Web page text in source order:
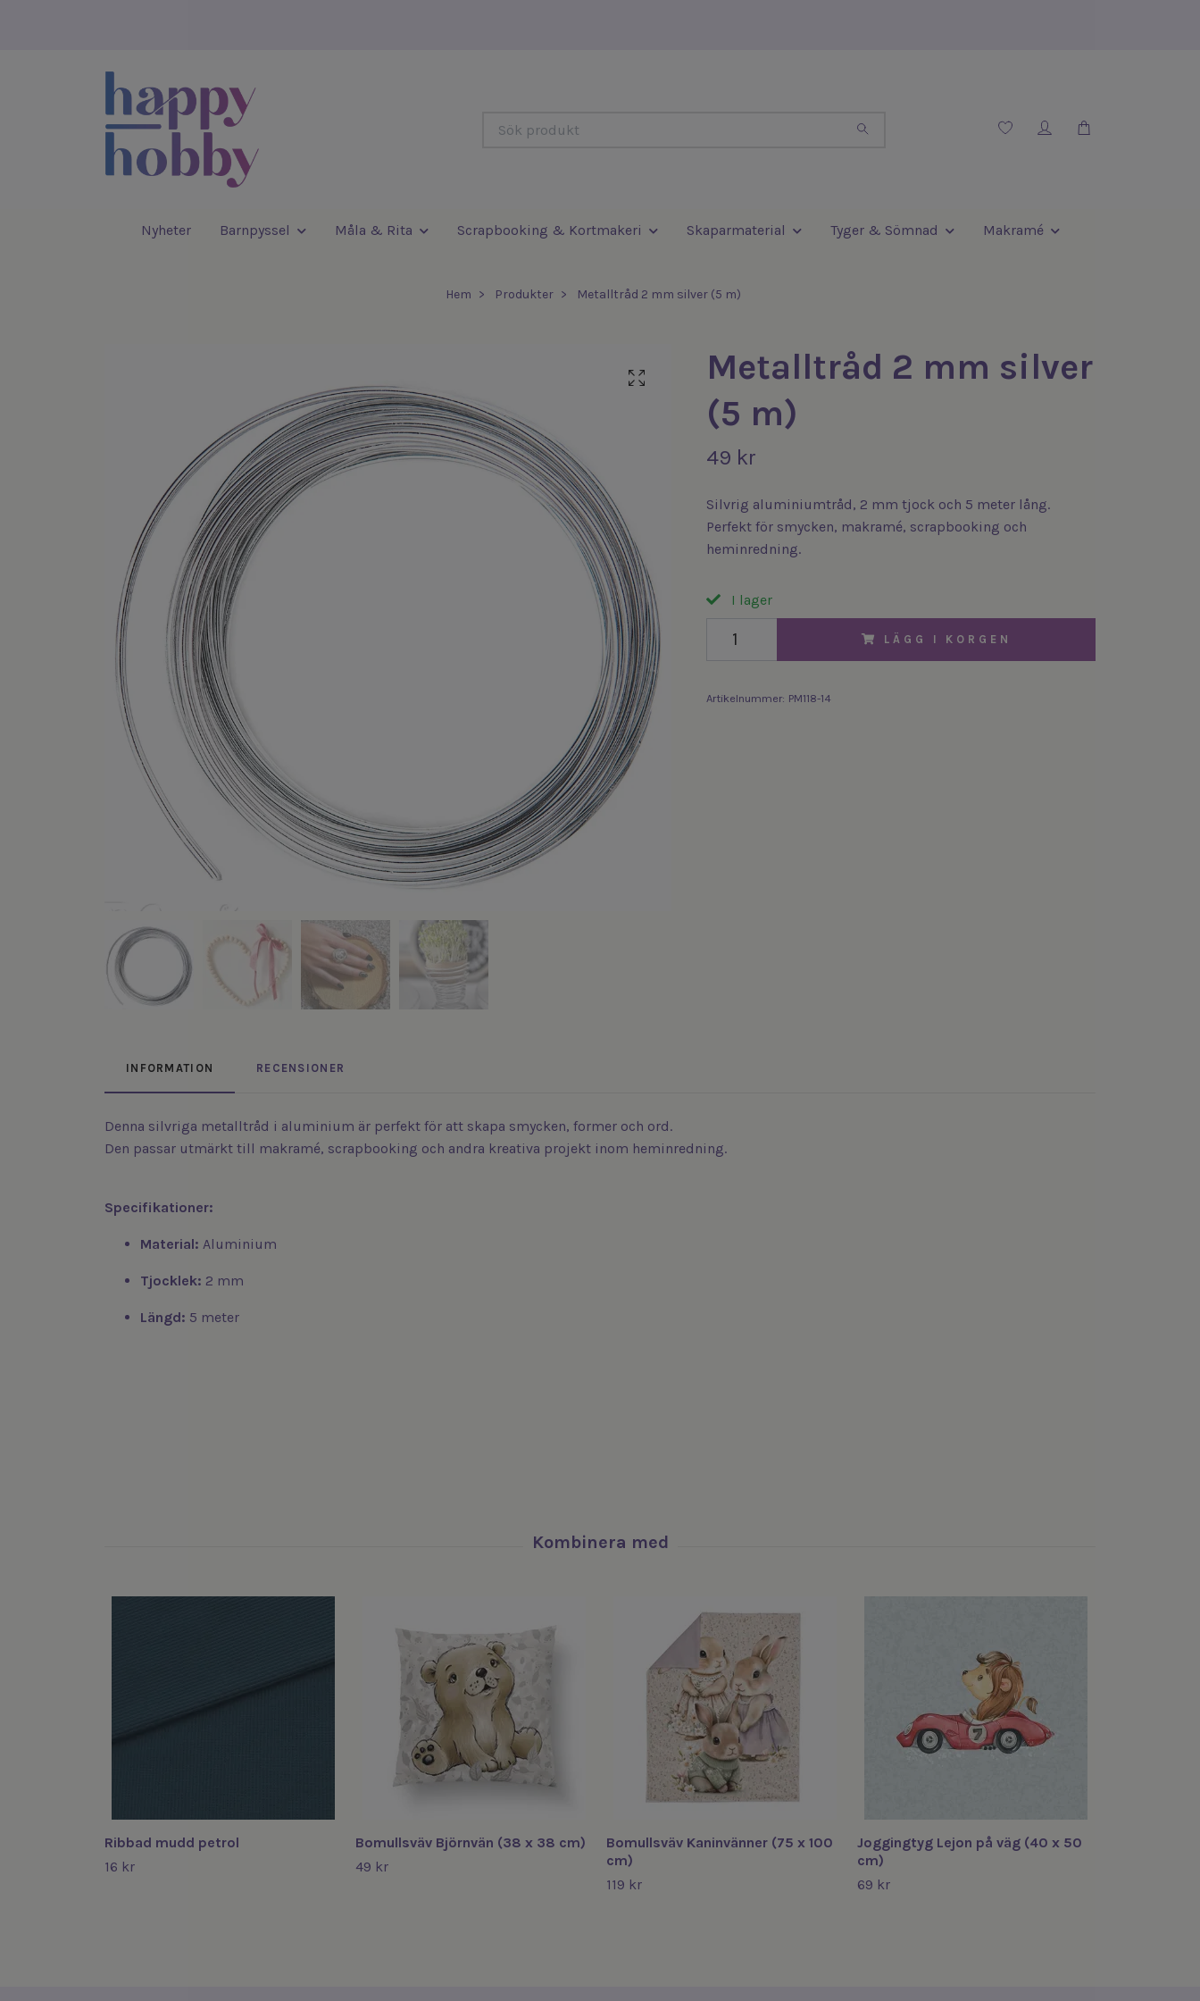
Nyheter Barnpyssel Måla & Rita Scrapbooking & Kortmakeri Skaparmaterial Tyger & Sömnad Makramé
Hem Produkter Metalltråd 2 mm silver (5 m)
Metalltråd 2 mm silver
(5 m)
49 kr
Silvrig aluminiumtråd, 2 mm tjock och 5 meter lång.
Perfekt för smycken, makramé, scrapbooking och
heminredning.
I lager
LÄGG I KORGEN
Artikelnummer: PM118-14
INFORMATION RECENSIONER
Denna silvriga metalltråd i aluminium är perfekt för att skapa smycken, former och ord.
Den passar utmärkt till makramé, scrapbooking och andra kreativa projekt inom heminredning.
Specifikationer:
Material: Aluminium
Tjocklek: 2 mm
Längd: 5 meter
Ribbad mudd petrol
16 kr
Bomullsväv Björnvän (38 x 38 cm)
49 kr
Bomullsväv Kaninvänner (75 x 100
cm)
119 kr
Joggingtyg Lejon på väg (40 x 50
cm)
69 kr